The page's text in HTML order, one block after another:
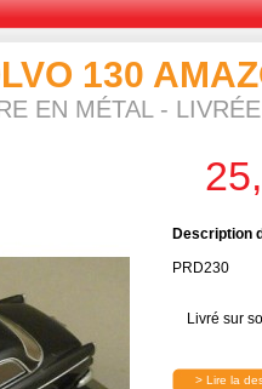
130
EN MÉTAL -
Description
PRD230
Livré sur
> Lire la